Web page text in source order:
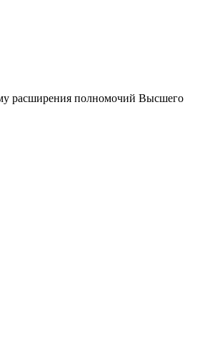
расширения полномочий Высшего